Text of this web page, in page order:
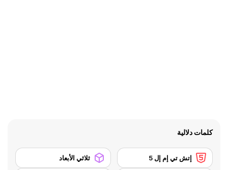
كلمات دلالية
إتش تي إم إل 5 ثلاثي الأبعاد